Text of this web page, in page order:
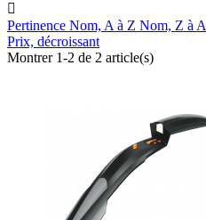

Pertinence Nom, A à Z Nom, Z à A
Prix, décroissant
Montrer 1-2 de 2 article(s)